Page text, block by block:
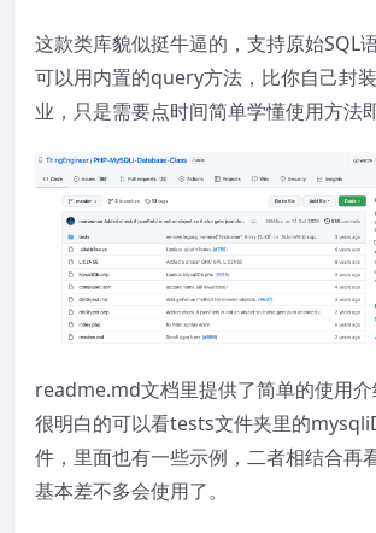
这款类库貌似挺牛逼的，支持原始SQL
可以用内置的query方法，比你自己封
业，只是需要点时间简单学懂使用方法即
readme.md文档里提供了简单的使用
很明白的可以看tests文件夹里的
件，里面也有一些示例，二者相结合再
基本差不多会使用了。